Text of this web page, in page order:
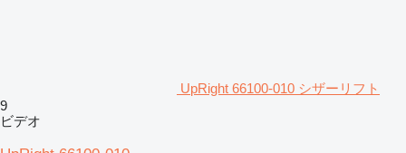
UpRight 66100-010 シザーリフト
9
ビデオ